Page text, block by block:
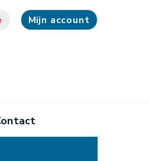
Mijn account